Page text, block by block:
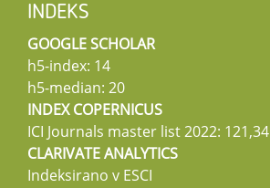
INDEKS
GOOGLE SCHOLAR
h5-index: 14
h5-median: 20
INDEX COPERNICUS
ICI Journals master list 2022: 121,34
CLARIVATE ANALYTICS
Indeksirano v ESCI